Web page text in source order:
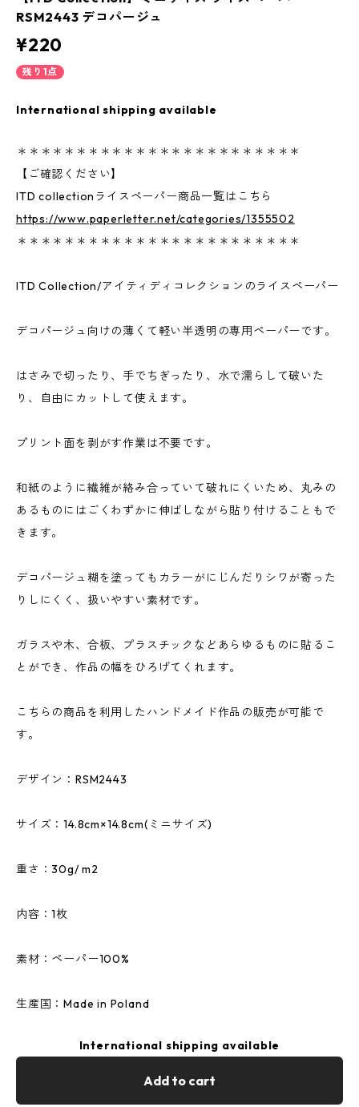
RSM2443 デコパージュ
¥220
残り1点
International shipping available
＊＊＊＊＊＊＊＊＊＊＊＊＊＊＊＊＊＊＊＊＊＊＊＊
【ご確認ください】
ITD collectionライスペーパー商品一覧はこちら
https://www.paperletter.net/categories/1355502
＊＊＊＊＊＊＊＊＊＊＊＊＊＊＊＊＊＊＊＊＊＊＊＊
ITD Collection/アイティディコレクションのライスペーパー
デコパージュ向けの薄くて軽い半透明の専用ペーパーです。
はさみで切ったり、手でちぎったり、水で濡らして破いた
り、自由にカットして使えます。
プリント面を剥がす作業は不要です。
和紙のように繊維が絡み合っていて破れにくいため、丸みの
あるものにはごくわずかに伸ばしながら貼り付けることもで
きます。
デコパージュ糊を塗ってもカラーがにじんだりシワが寄った
りしにくく、扱いやすい素材です。
ガラスや木、合板、プラスチックなどあらゆるものに貼るこ
とができ、作品の幅をひろげてくれます。
こちらの商品を利用したハンドメイド作品の販売が可能で
す。
デザイン：RSM2443
サイズ：14.8cm×14.8cm(ミニサイズ)
重さ：30g/ m2
内容：1枚
素材：ペーパー100%
生産国：Made in Poland
International shipping available
Add to cart